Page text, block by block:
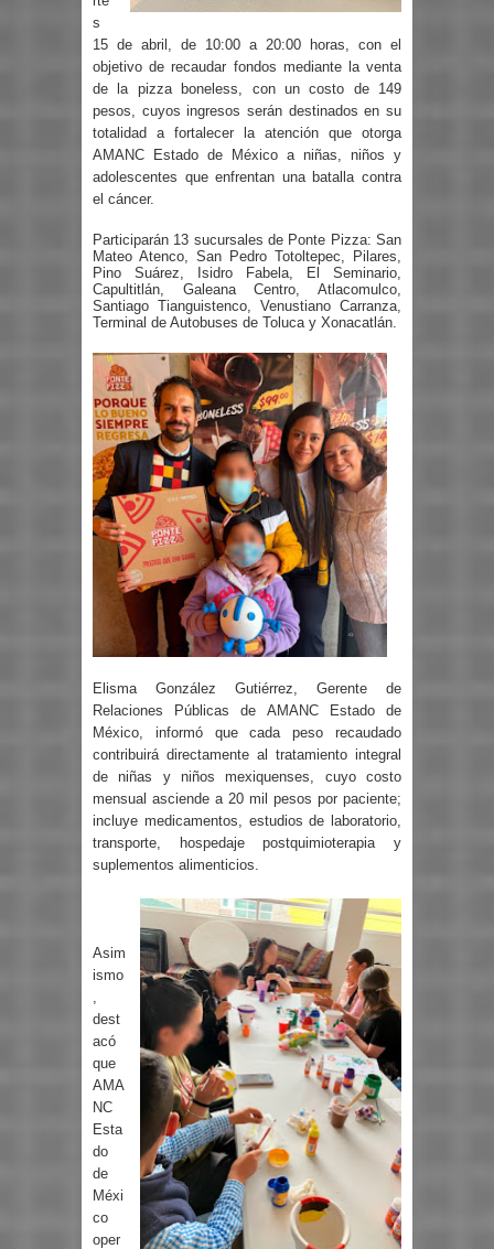
s
15 de abril, de 10:00 a 20:00 horas, con el
objetivo de recaudar fondos mediante la venta
de la pizza boneless, con un costo de 149
pesos, cuyos ingresos serán destinados en su
totalidad a fortalecer la atención que otorga
AMANC Estado de México a niñas, niños y
adolescentes que enfrentan una batalla contra
el cáncer.
Participarán 13 sucursales de Ponte Pizza: San
Mateo Atenco, San Pedro Totoltepec, Pilares,
Pino Suárez, Isidro Fabela, El Seminario,
Capultitlán, Galeana Centro, Atlacomulco,
Santiago Tianguistenco, Venustiano Carranza,
Terminal de Autobuses de Toluca y Xonacatlán.
Elisma González Gutiérrez, Gerente de
Relaciones Públicas de AMANC Estado de
México, informó que cada peso recaudado
contribuirá directamente al tratamiento integral
de niñas y niños mexiquenses, cuyo costo
mensual asciende a 20 mil pesos por paciente;
incluye medicamentos, estudios de laboratorio,
transporte, hospedaje postquimioterapia y
suplementos alimenticios.
Asim
ismo
dest
acó
que
AMA
NC
Esta
do
de
Méxi
co
oper